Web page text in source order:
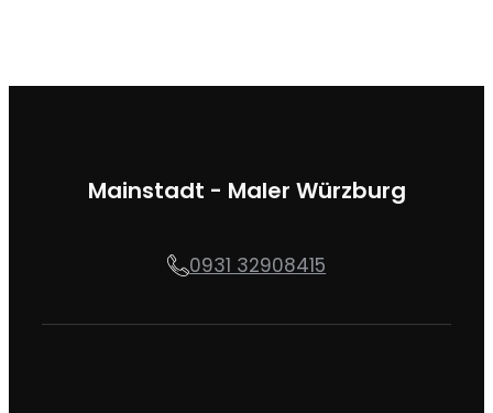
Mainstadt - Maler Würzburg
0931 32908415